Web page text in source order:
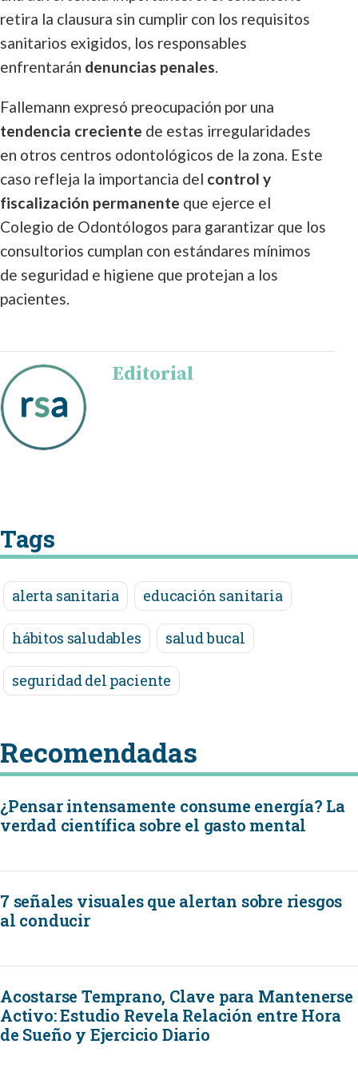
retira la clausura sin cumplir con los requisitos
sanitarios exigidos, los responsables
enfrentarán denuncias penales.
Fallemann expresó preocupación por una
tendencia creciente de estas irregularidades
en otros centros odontológicos de la zona. Este
caso refleja la importancia del control y
fiscalización permanente que ejerce el
Colegio de Odontólogos para garantizar que los
consultorios cumplan con estándares mínimos
de seguridad e higiene que protejan a los
pacientes.
Editorial
Tags
alerta sanitaria educación sanitaria
hábitos saludables salud bucal
seguridad del paciente
Recomendadas
¿Pensar intensamente consume energía? La
verdad científica sobre el gasto mental
7 señales visuales que alertan sobre riesgos
al conducir
Acostarse Temprano, Clave para Mantenerse
Activo: Estudio Revela Relación entre Hora
de Sueño y Ejercicio Diario